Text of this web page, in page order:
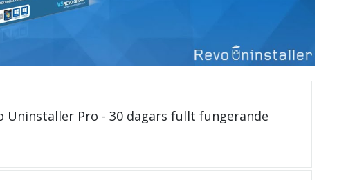
Uninstaller Pro - 30 dagars fullt fungerande